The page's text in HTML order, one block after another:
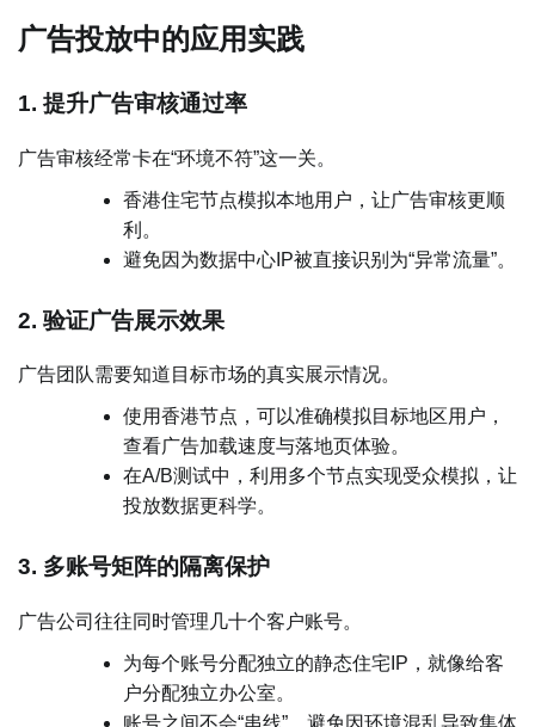
广告投放中的应用实践
1. 提升广告审核通过率
广告审核经常卡在“环境不符”这一关。
香港住宅节点模拟本地用户，让广告审核更顺
利。
避免因为数据中心IP被直接识别为“异常流量”。
2. 验证广告展示效果
广告团队需要知道目标市场的真实展示情况。
使用香港节点，可以准确模拟目标地区用户，
查看广告加载速度与落地页体验。
在A/B测试中，利用多个节点实现受众模拟，让
投放数据更科学。
3. 多账号矩阵的隔离保护
广告公司往往同时管理几十个客户账号。
为每个账号分配独立的静态住宅IP，就像给客
户分配独立办公室。
账号之间不会“串线”，避免因环境混乱导致集体